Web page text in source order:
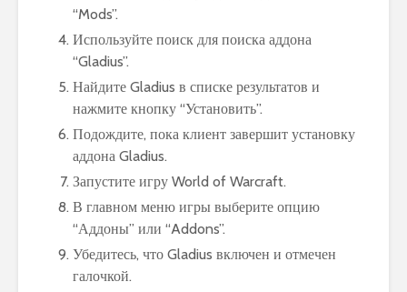
“Mods”.
Используйте поиск для поиска аддона
“Gladius”.
Найдите Gladius в списке результатов и
нажмите кнопку “Установить”.
Подождите, пока клиент завершит установку
аддона Gladius.
Запустите игру World of Warcraft.
В главном меню игры выберите опцию
“Аддоны” или “Addons”.
Убедитесь, что Gladius включен и отмечен
галочкой.